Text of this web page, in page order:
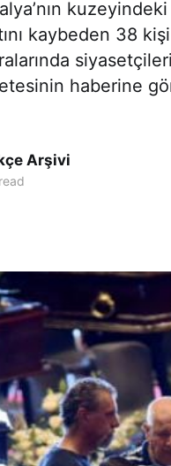
kaybeden 38
haberine
Arşivi